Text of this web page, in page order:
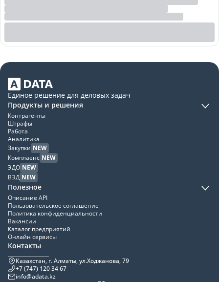
Единое решение для деловых задач
Продукты и решения
Контрагенты
Штрафы
Работа
Аналитика
Закупки NEW
Комплаенс NEW
ЭДО NEW
ВЭД NEW
Полезное
Описание API
Пользовательское соглашение
Политика конфиденциальности
Вакансии
Каталог предприятий
Онлайн сервисы
Контакты
Казахстан, г. Алматы, ул.Ходжанова, 79
+7 (747) 120 34 67
info@adata.kz